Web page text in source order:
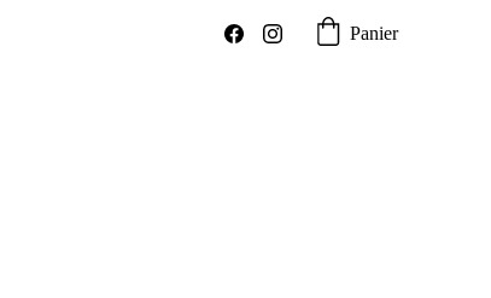
Panier